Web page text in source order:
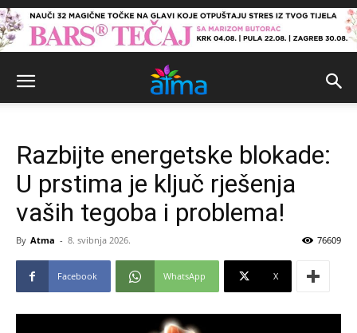
Razbijte energetske blokade:
U prstima je ključ rješenja
vaših tegoba i problema!
By Atma - 8. svibnja 2026. 76609
Facebook WhatsApp X